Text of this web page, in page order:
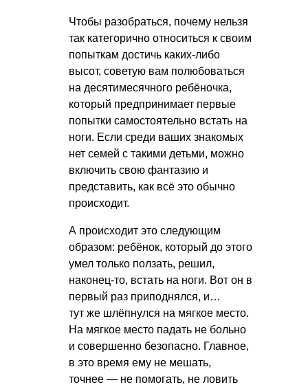
Чтобы разобраться, почему нельзя
так категорично относиться к своим
попыткам достичь каких-либо
высот, советую вам полюбоваться
на десятимесячного ребёночка,
который предпринимает первые
попытки самостоятельно встать на
ноги. Если среди ваших знакомых
нет семей с такими детьми, можно
включить свою фантазию и
представить, как всё это обычно
происходит.
А происходит это следующим
образом: ребёнок, который до этого
умел только ползать, решил,
наконец-то, встать на ноги. Вот он в
первый раз приподнялся, и…
тут же шлёпнулся на мягкое место.
На мягкое место падать не больно
и совершенно безопасно. Главное,
в это время ему не мешать,
точнее — не помогать, не ловить